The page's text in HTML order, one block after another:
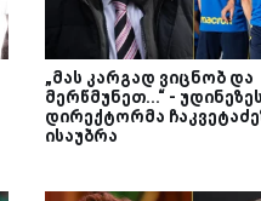
„მას კარგად ვიცნობ და
მერწმუნეთ...“ - უდინეზეს
დირექტორმა
ისაუბრა